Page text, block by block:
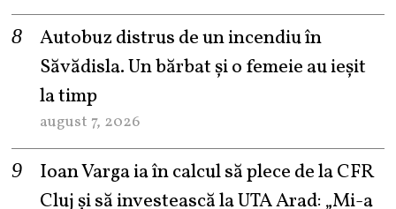
Autobuz distrus de un incendiu în
Săvădisla. Un bărbat și o femeie au ieșit
la timp
august 7, 2026
Ioan Varga ia în calcul să plece de la CFR
Cluj și să investească la UTA Arad: „Mi-a